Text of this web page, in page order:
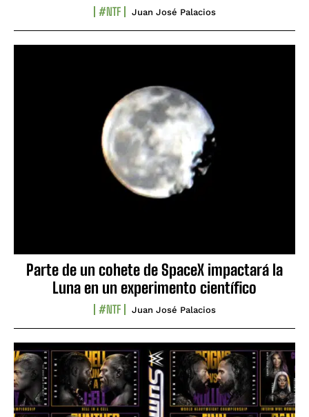
#NTF Juan José Palacios
Parte de un cohete de SpaceX impactará la
Luna en un experimento científico
#NTF Juan José Palacios